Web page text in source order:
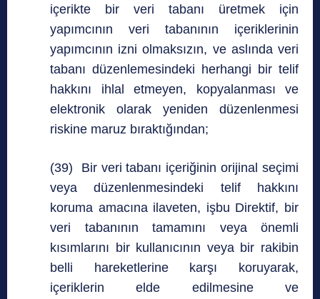
içerikte bir veri tabanı üretmek için
yapımcının veri tabanının içeriklerinin
yapımcının izni olmaksızın, ve aslında veri
tabanı düzenlemesindeki herhangi bir telif
hakkını ihlal etmeyen, kopyalanması ve
elektronik olarak yeniden düzenlenmesi
riskine maruz bıraktığından;
(39) Bir veri tabanı içeriğinin orijinal seçimi
veya düzenlenmesindeki telif hakkını
koruma amacına ilaveten, işbu Direktif, bir
veri tabanının tamamını veya önemli
kısımlarını bir kullanıcının veya bir rakibin
belli hareketlerine karşı koruyarak,
içeriklerin elde edilmesine ve